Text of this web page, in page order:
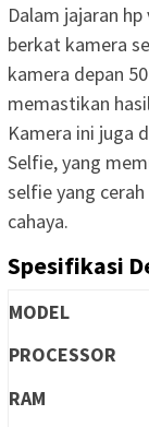
Dalam jajaran
berkat kamera
kamera depan
memastikan
Kamera ini juga
Selfie, yang
selfie yang
cahaya.
Spesifikasi
MODEL
PROCESSOR
RAM